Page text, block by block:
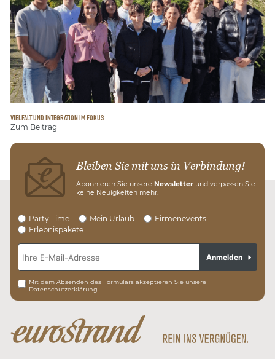
VIELFALT UND INTEGRATION IM FOKUS
Zum Beitrag
Bleiben Sie mit uns in Verbindung!
Abonnieren Sie unsere Newsletter und verpassen Sie
keine Neuigkeiten mehr.
Party Time Mein Urlaub
Firmenevents
Erlebnispakete
Mit dem Absenden des Formulars akzeptieren Sie unsere
Datenschutzerklärung.
Anmelden